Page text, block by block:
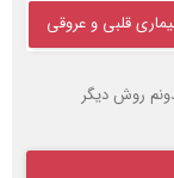
قلبی و عروقی
روش دیگر